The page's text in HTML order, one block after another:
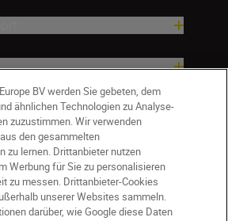
BV werden Sie gebeten, dem
ähnlichen Technologien zu Analyse-
zuzustimmen. Wir verwenden
den gesammelten
zu lernen. Drittanbieter nutzen
Werbung für Sie zu personalisieren
zu messen. Drittanbieter-Cookies
unserer Websites sammeln.
darüber, wie Google diese Daten